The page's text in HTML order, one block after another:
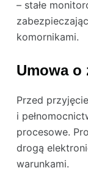
– stałe
komornikami.
Umowa o
Przed
i
procesowe.
drogą
warunkami.